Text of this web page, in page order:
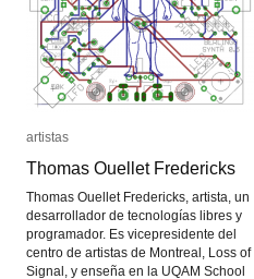
artistas
Thomas Ouellet Fredericks
Thomas Ouellet Fredericks, artista, un
desarrollador de tecnologías libres y
programador. Es vicepresidente del
centro de artistas de Montreal, Loss of
Signal, y enseña en la UQAM School
artistas
Thomas Ouellet Fredericks